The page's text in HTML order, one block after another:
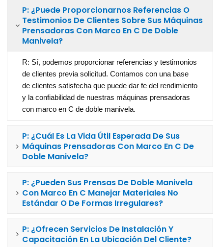
P: ¿Puede Proporcionarnos Referencias O
Testimonios De Clientes Sobre Sus Máquinas
Prensadoras Con Marco En C De Doble
Manivela?
R: Sí, podemos proporcionar referencias y testimonios
de clientes previa solicitud. Contamos con una base
de clientes satisfecha que puede dar fe del rendimiento
y la confiabilidad de nuestras máquinas prensadoras
con marco en C de doble manivela.
P: ¿Cuál Es La Vida Útil Esperada De Sus
Máquinas Prensadoras Con Marco En C De
Doble Manivela?
P: ¿Pueden Sus Prensas De Doble Manivela
Con Marco En C Manejar Materiales No
Estándar O De Formas Irregulares?
P: ¿Ofrecen Servicios De Instalación Y
Capacitación En La Ubicación Del Cliente?